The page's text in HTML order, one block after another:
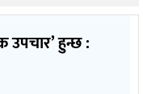
उपचार’ हुन्छ :